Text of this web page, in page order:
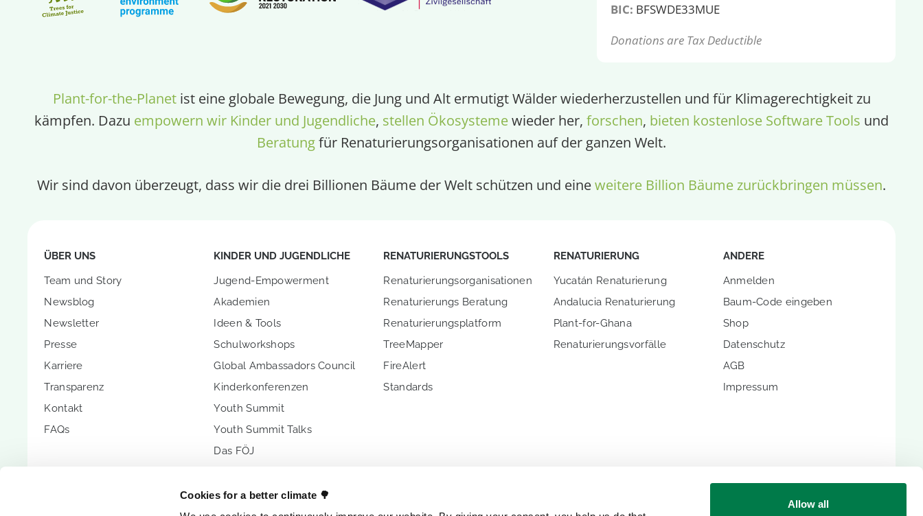
Cookies for a better climate 🌳
Allow all
BIC: BFSWDE33MUE
Donations are Tax Deductible
Plant-for-the-Planetist eine globale Bewegung, die Jung und Alt ermutigt Wälder wiederherzustellen und für Klimagerechtigkeit zu
kämpfen. Dazu empowern wir Kinder und Jugendliche, stellen Ökosystemewieder her, forschen, bieten kostenlose Software Tools und
Beratungfür Renaturierungsorganisationen auf der ganzen Welt.
Wir sind davon überzeugt, dass wir die drei Billionen Bäume der Welt schützen und eineweitere Billion Bäume zurückbringen müssen.
ÜBER UNS
Team und Story
Newsblog
Newsletter
Presse
Karriere
Transparenz
Kontakt
FAQs
KINDER UND JUGENDLICHE
Jugend-Empowerment
Akademien
Ideen & Tools
Schulworkshops
Global Ambassadors Council
Kinderkonferenzen
Youth Summit
Youth Summit Talks
Das FÖJ
RENATURIERUNGSTOOLS
Renaturierungsorganisationen
Renaturierungs Beratung
Renaturierungsplatform
TreeMapper
FireAlert
Standards
RENATURIERUNG
Yucatán Renaturierung
Andalucia Renaturierung
Plant-for-Ghana
Renaturierungsvorfälle
ANDERE
Anmelden
Baum-Code eingeben
Shop
Datenschutz
AGB
Impressum